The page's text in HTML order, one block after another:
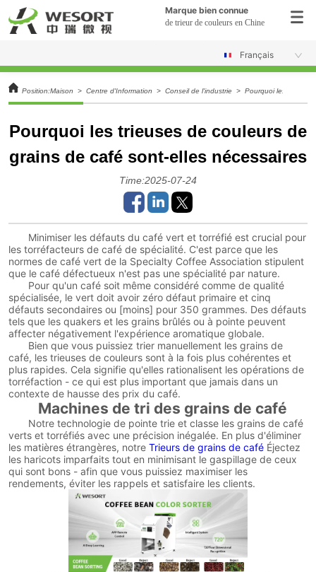
Marque bien connue
de trieur de couleurs en Chine
Français
Position:Maison > Centre d'Information > Conseil de l'industrie > Pourquoi les
Pourquoi les trieuses de couleurs de
grains de café sont-elles nécessaires
Time:2025-07-24
Minimiser les défauts du café vert et torréfié est crucial pour
les torréfacteurs de café de spécialité. C'est parce que les
normes de café vert de la Specialty Coffee Association stipulent
que le café défectueux n'est pas une spécialité par nature.
Pour qu'un café soit même considéré comme de qualité
spécialisée, le vert doit avoir zéro défaut primaire et cinq
défauts secondaires ou [moins] pour 350 grammes. Des défauts
tels que les quakers et les grains brûlés ou à pointe peuvent
affecter négativement l'expérience aromatique globale.
Bien que vous puissiez trier manuellement les grains de
café, les trieuses de couleurs sont à la fois plus cohérentes et
plus rapides. Cela signifie qu'elles rationalisent les opérations de
torréfaction - ce qui est plus important que jamais dans un
contexte de hausse des prix du café.
Machines de tri des grains de café
Notre technologie de pointe trie et classe les grains de café
verts et torréfiés avec une précision inégalée. En plus d'éliminer
les matières étrangères, notreTrieurs de grains de café Éjectez
les haricots imparfaits tout en minimisant le gaspillage de ceux
qui sont bons - afin que vous puissiez maximiser les
rendements, éviter les rappels et satisfaire les clients.